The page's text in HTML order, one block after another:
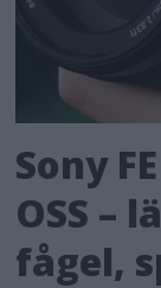
Sony
OSS –
fågel,